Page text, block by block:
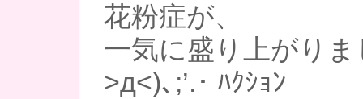
花粉症が、
一気に盛り上がり
>д<)､;’.･ ﾊｸｼｮﾝ